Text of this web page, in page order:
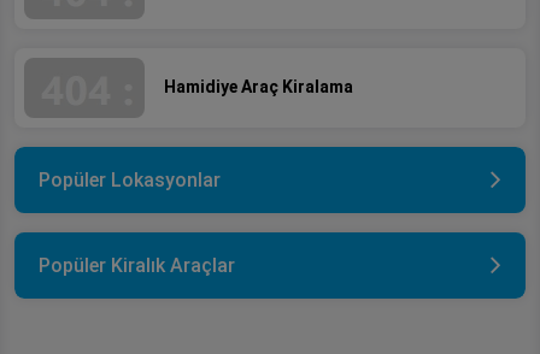
Hamidiye Araç Kiralama
Popüler Lokasyonlar
Popüler Kiralık Araçlar